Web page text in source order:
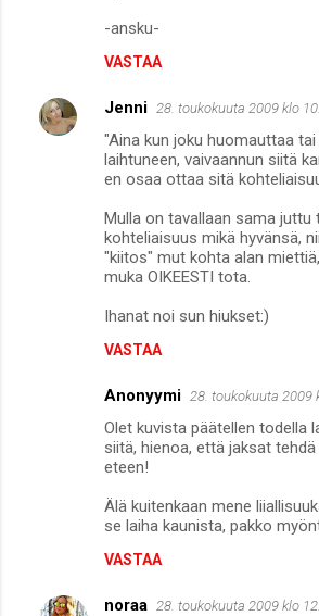
t
-ansku-
VASTAA
Jenni 28. toukokuuta 2009 klo
"Aina kun joku huomauttaa
laihtuneen, vaivaannun siitä
en osaa ottaa sitä
Mulla on tavallaan sama juttu
kohteliaisuus mikä hyvänsä,
"kiitos" mut kohta alan
muka OIKEESTI tota.
Ihanat noi sun hiukset:)
VASTAA
Anonyymi 28. toukokuuta 2009
Olet kuvista päätellen todella
siitä, hienoa, että jaksat
eteen!
Älä kuitenkaan mene
se laiha kaunista, pakko
VASTAA
noraa 28. toukokuuta 2009 klo